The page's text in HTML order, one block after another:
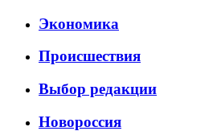
Экономика
Происшествия
Выбор редакции
Новороссия